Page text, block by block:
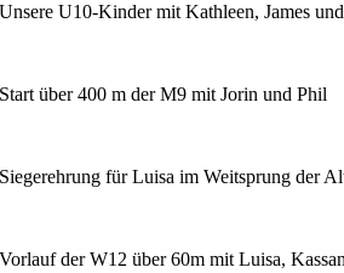
Unsere U10-Kinder mit Kathleen, James
Start über 400 m der M9 mit Jorin und Phil
Siegerehrung für Luisa im Weitsprung der
Vorlauf der W12 über 60m mit Luisa,